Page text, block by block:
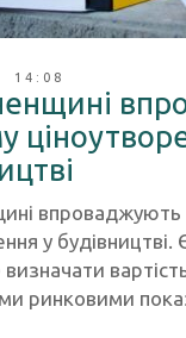
14:08
впроваджують
у
ринковими